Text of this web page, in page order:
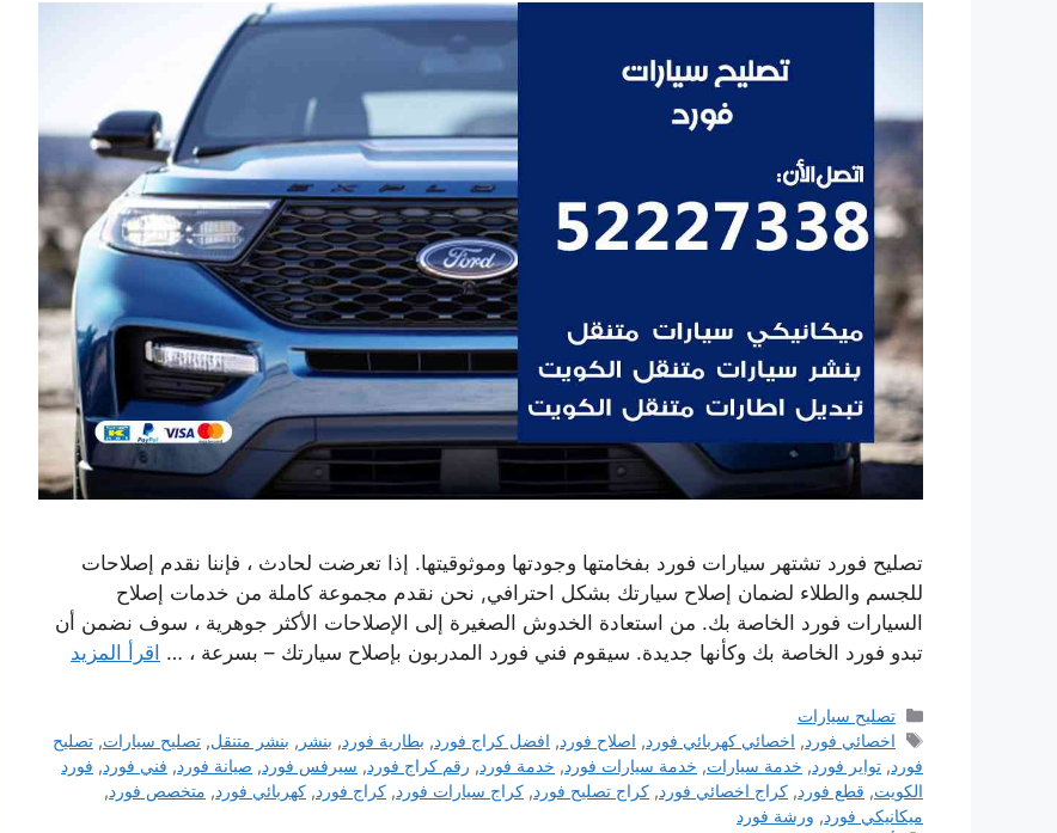
تصليح فورد تشتهر سيارات فورد بفخامتها وجودتها وموثوقيتها. إذا تعرضت لحادث ، فإننا نقدم إصلاحات
للجسم والطلاء لضمان إصلاح سيارتك بشكل احترافي, نحن نقدم مجموعة كاملة من خدمات إصلاح
السيارات فورد الخاصة بك. من استعادة الخدوش الصغيرة إلى الإصلاحات الأكثر جوهرية ، سوف نضمن أن
تبدو فورد الخاصة بك وكأنها جديدة. سيقوم فني فورد المدربون بإصلاح سيارتك – بسرعة ، … اقرأ المزيد
التصنيفات
تصليح سيارات
الوسوم
اخصائي فورد, اخصائي كهربائي فورد, اصلاح فورد, افضل كراج فورد, بطارية فورد, بنشر , بنشر متنقل,تصليح سيارات,تصليح
فورد, تواير فورد, خدمة سيارات, خدمة سيارات فورد, خدمة فورد, رقم كراج فورد, سيرفس فورد, صيانة فورد, فني فورد, فورد
الكويت, قطع فورد, كراج اخصائي فورد, كراج تصليح فورد, كراج سيارات فورد, كراج فورد, كهربائي فورد, متخصص فورد,
ميكانيكي فورد, ورشة فورد